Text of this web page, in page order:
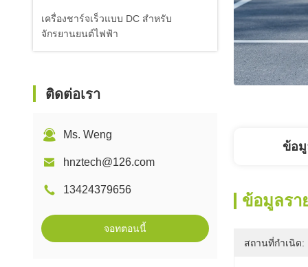
เครื่องชาร์จเร็วแบบ DC สําหรับ
จักรยานยนต์ไฟฟ้า
ติดต่อเรา
Ms. Weng
hnztech@126.com
13424379656
จอทตอนนี้
ข้อมู
ข้อมูลรา
สถานที่กำเนิด: